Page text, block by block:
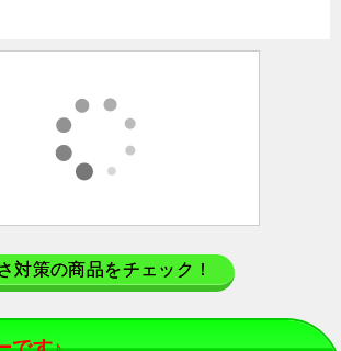
対策の商品をチェック！